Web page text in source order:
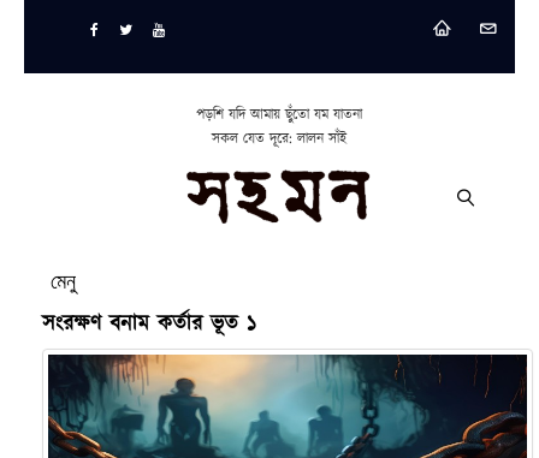
পড়শি যদি আমায় ছুঁতো যম যাতনা
সকল যেত দূরে: লালন সাঁই
মেনু
সংরক্ষণ বনাম কর্তার ভূত ১